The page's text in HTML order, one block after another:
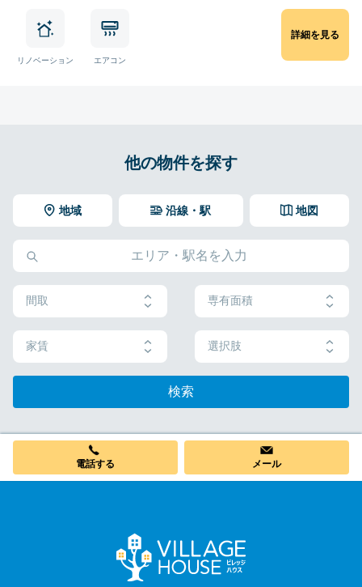
リノベーション エアコン
詳細を見る
他の物件を探す
地域 地図
沿線・駅
間取 専有面積
家賃 選択肢
検索
電話する メール